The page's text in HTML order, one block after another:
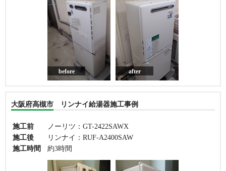
before after
大阪府高槻市 リンナイ給湯器施工事例
施工前
ノーリツ：GT-2422SAWX
施工後
リンナイ：RUF-A2400SAW
施工時間
約3時間